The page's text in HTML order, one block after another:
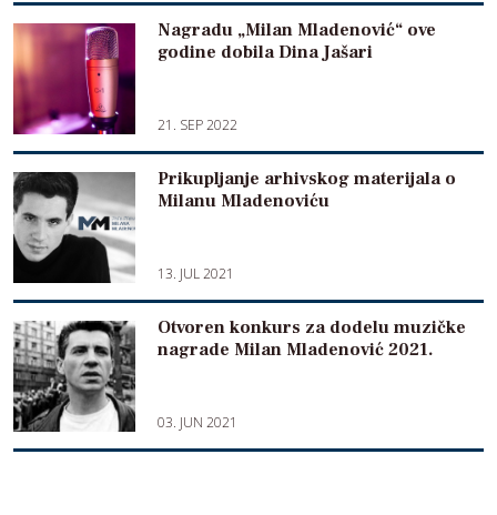
Nagradu „Milan Mladenović“ ove
godine dobila Dina Jašari
21. SEP 2022
Prikupljanje arhivskog materijala o
Milanu Mladenoviću
13. JUL 2021
Otvoren konkurs za dodelu muzičke
nagrade Milan Mladenović 2021.
03. JUN 2021